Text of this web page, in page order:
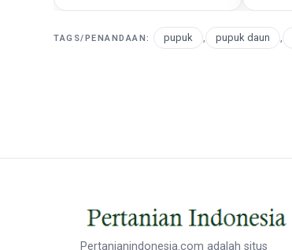
TAGS/PENANDAAN: pupuk , pupuk daun ,
Pertanianindonesia.com adalah situs